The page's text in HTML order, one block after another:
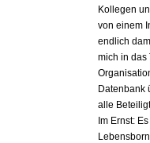
Kollegen
von einem
endlich
mich in das
Datenbank
alle
Im Ernst: